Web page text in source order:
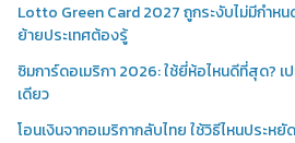
Lotto Green Card 2027 ถูกระงับไม่มีกำห
ย้ายประเทศต้องรู้
ซิมการ์ดอเมริกา 2026: ใช้ยี่ห้อไหนดีที่สุด?
เดียว
โอนเงินจากอเมริกากลับไทย ใช้วิธีไหนประห